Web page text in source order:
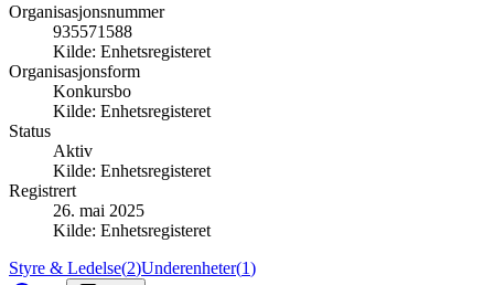
Organisasjonsnummer
935571588
Kilde: Enhetsregisteret
Organisasjonsform
Konkursbo
Kilde: Enhetsregisteret
Status
Aktiv
Kilde: Enhetsregisteret
Registrert
26. mai 2025
Kilde: Enhetsregisteret
Styre & Ledelse(2)Underenheter(1)